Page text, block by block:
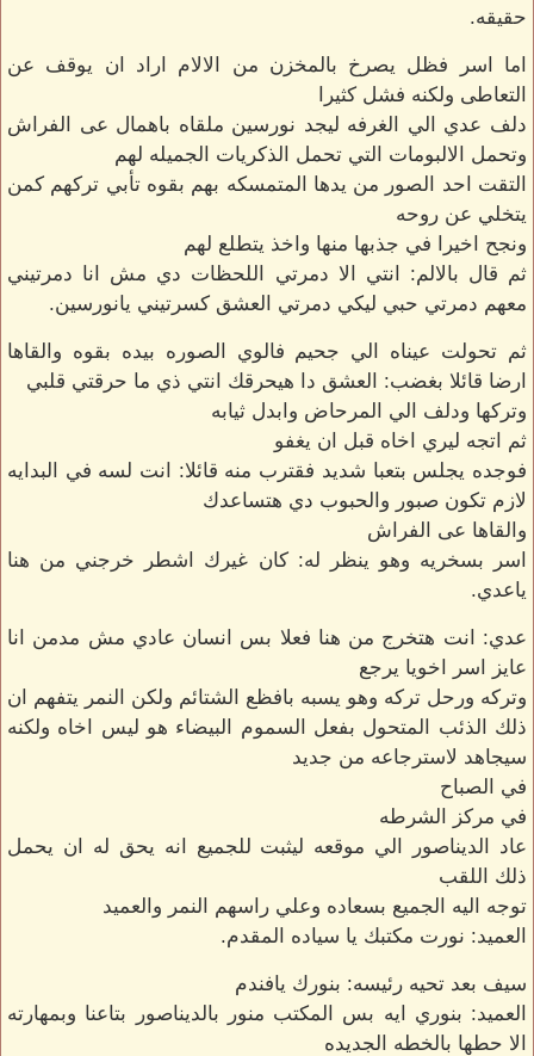
حقيقه.
اما اسر فظل يصرخ بالمخزن من الالام اراد ان يوقف عن
التعاطى ولكنه فشل كثيرا
دلف عدي الي الغرفه ليجد نورسين ملقاه باهمال عى الفراش
وتحمل الالبومات التي تحمل الذكريات الجميله لهم
التقت احد الصور من يدها المتمسكه بهم بقوه تأبي تركهم كمن
يتخلي عن روحه
ونجح اخيرا في جذبها منها واخذ يتطلع لهم
ثم قال بالالم: انتي الا دمرتي اللحظات دي مش انا دمرتيني
معهم دمرتي حبي ليكي دمرتي العشق كسرتيني يانورسين.
ثم تحولت عيناه الي جحيم فالوي الصوره بيده بقوه والقاها
ارضا قائلا بغضب: العشق دا هيحرقك انتي ذي ما حرقتي قلبي
وتركها ودلف الي المرحاض وابدل ثيابه
ثم اتجه ليري اخاه قبل ان يغفو
فوجده يجلس بتعبا شديد فقترب منه قائلا: انت لسه في البدايه
لازم تكون صبور والحبوب دي هتساعدك
والقاها عى الفراش
اسر بسخريه وهو ينظر له: كان غيرك اشطر خرجني من هنا
ياعدي.
عدي: انت هتخرج من هنا فعلا بس انسان عادي مش مدمن انا
عايز اسر اخويا يرجع
وتركه ورحل تركه وهو يسبه بافظع الشتائم ولكن النمر يتفهم ان
ذلك الذئب المتحول بفعل السموم البيضاء هو ليس اخاه ولكنه
سيجاهد لاسترجاعه من جديد
في الصباح
في مركز الشرطه
عاد الديناصور الي موقعه ليثبت للجميع انه يحق له ان يحمل
ذلك اللقب
توجه اليه الجميع بسعاده وعلي راسهم النمر والعميد
العميد: نورت مكتبك يا سياده المقدم.
سيف بعد تحيه رئيسه: بنورك يافندم
العميد: بنوري ايه بس المكتب منور بالديناصور بتاعنا وبمهارته
الا حطها بالخطه الجديده